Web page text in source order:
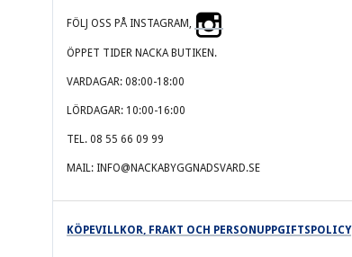
FÖLJ OSS PÅ INSTAGRAM,
ÖPPET TIDER NACKA BUTIKEN.
VARDAGAR: 08:00-18:00
LÖRDAGAR: 10:00-16:00
TEL. 08 55 66 09 99
MAIL: INFO@NACKABYGGNADSVARD.SE
KÖPEVILLKOR, FRAKT OCH PERSONUPPGIFTSPOLICY